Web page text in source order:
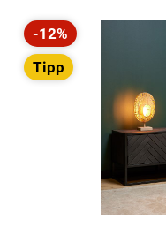
Rabatt
-12%
Tipp